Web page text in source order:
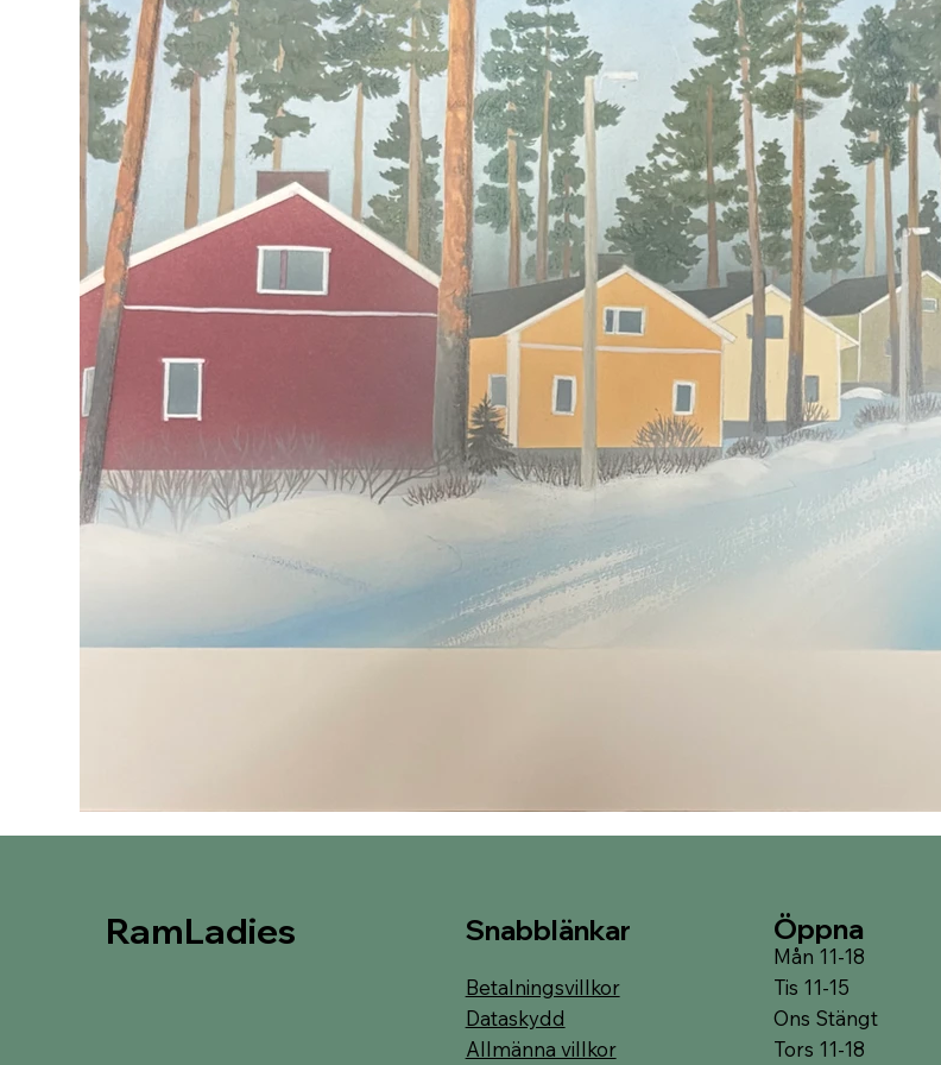
RamLadies
Betalningsvillkor
Dataskydd
Allmänna villkor
Snabblänkar
Mån 11-18
Tis 11-15
Ons Stängt
Tors 11-18
Öppna